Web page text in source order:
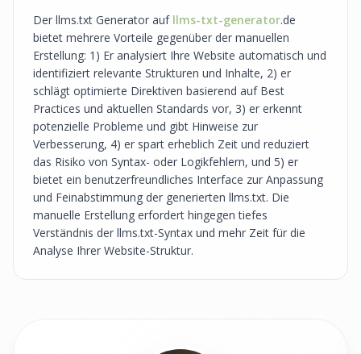
Der llms.txt Generator auf llms-txt-generator.de
bietet mehrere Vorteile gegenüber der manuellen
Erstellung: 1) Er analysiert Ihre Website automatisch und
identifiziert relevante Strukturen und Inhalte, 2) er
schlägt optimierte Direktiven basierend auf Best
Practices und aktuellen Standards vor, 3) er erkennt
potenzielle Probleme und gibt Hinweise zur
Verbesserung, 4) er spart erheblich Zeit und reduziert
das Risiko von Syntax- oder Logikfehlern, und 5) er
bietet ein benutzerfreundliches Interface zur Anpassung
und Feinabstimmung der generierten llms.txt. Die
manuelle Erstellung erfordert hingegen tiefes
Verständnis der llms.txt-Syntax und mehr Zeit für die
Analyse Ihrer Website-Struktur.